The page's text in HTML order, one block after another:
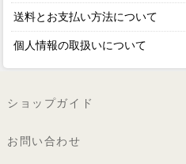
送料とお支払い方法について
個人情報の取扱いについて
ショップガイド
お問い合わせ